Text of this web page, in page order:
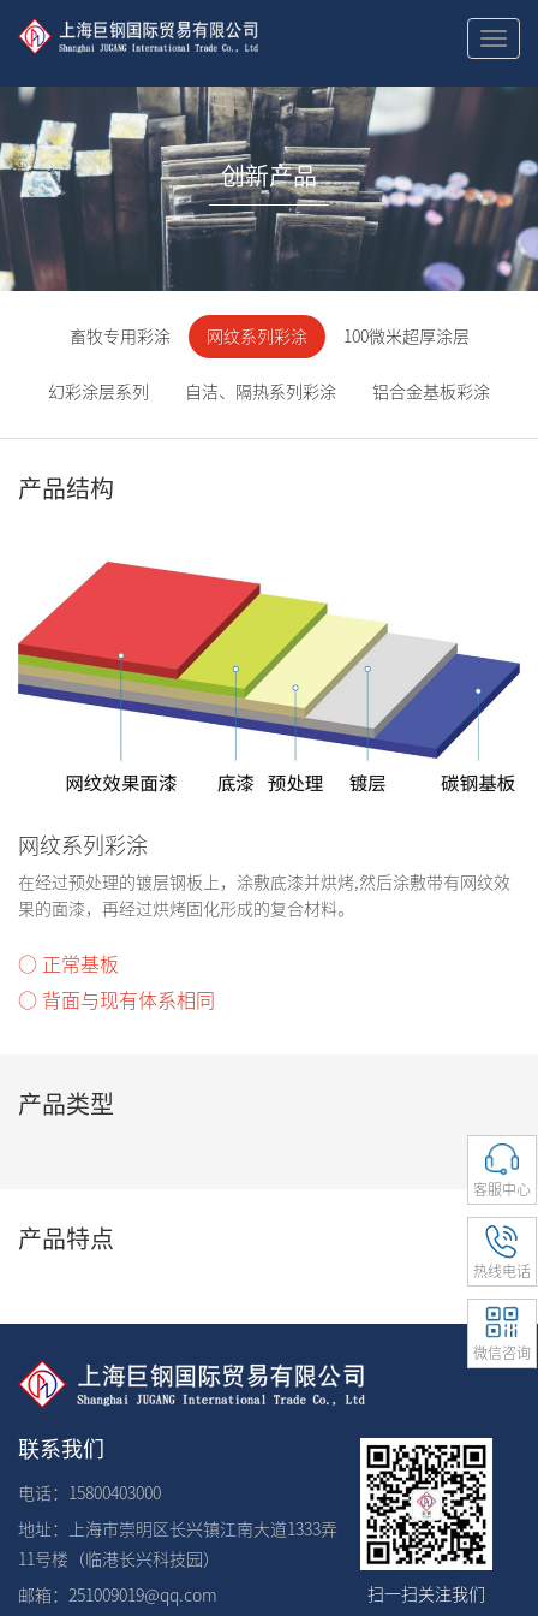
切
导
创新产品
畜牧专用彩涂 网纹系列彩涂 100微米超厚涂层
幻彩涂层系列 自洁、隔热系列彩涂 铝合金基板彩涂
产品结构
网纹系列彩涂
在经过预处理的镀层钢板上，涂敷底漆并烘烤,然后涂敷带有网纹效
果的面漆，再经过烘烤固化形成的复合材料。
○ 正常基板
○ 背面与现有体系相同
产品类型
产品特点
联系我们
电话：15800403000
地址：上海市崇明区长兴镇江南大道1333弄
11号楼（临港长兴科技园）
邮箱：251009019@qq.com 扫一扫关注我们
客服中心
热线电话
微信咨询